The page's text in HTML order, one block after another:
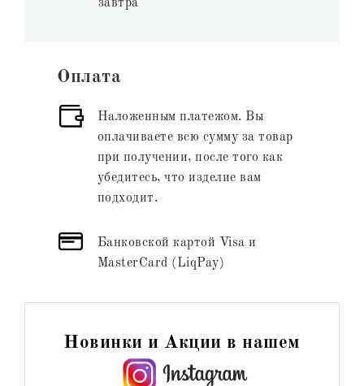
завтра
Оплата
Наложенным платежом. Вы
оплачиваете всю сумму за товар
при получении, после того как
убедитесь, что изделие вам
подходит.
Банковской картой Visa и
MasterCard (LiqPay)
Новинки и Акции в нашем